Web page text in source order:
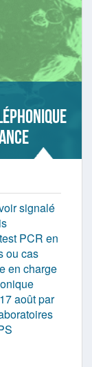
signalé
PCR en
ou cas
en charge
août par